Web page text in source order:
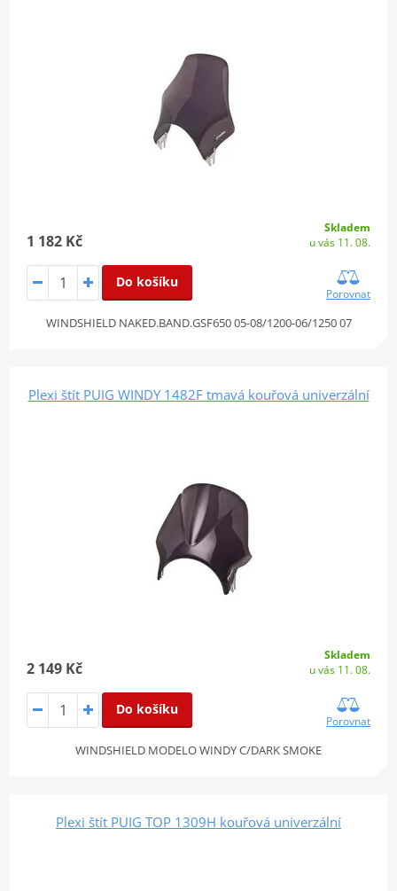
1 182 Kč
Skladem
u vás 11. 08.
Do košíku
Porovnat
WINDSHIELD NAKED.BAND.GSF650 05-08/1200-06/1250 07
Plexi štít PUIG WINDY 1482F tmavá kouřová univerzální
2 149 Kč
Skladem
u vás 11. 08.
Do košíku
Porovnat
WINDSHIELD MODELO WINDY C/DARK SMOKE
Plexi štít PUIG TOP 1309H kouřová univerzální